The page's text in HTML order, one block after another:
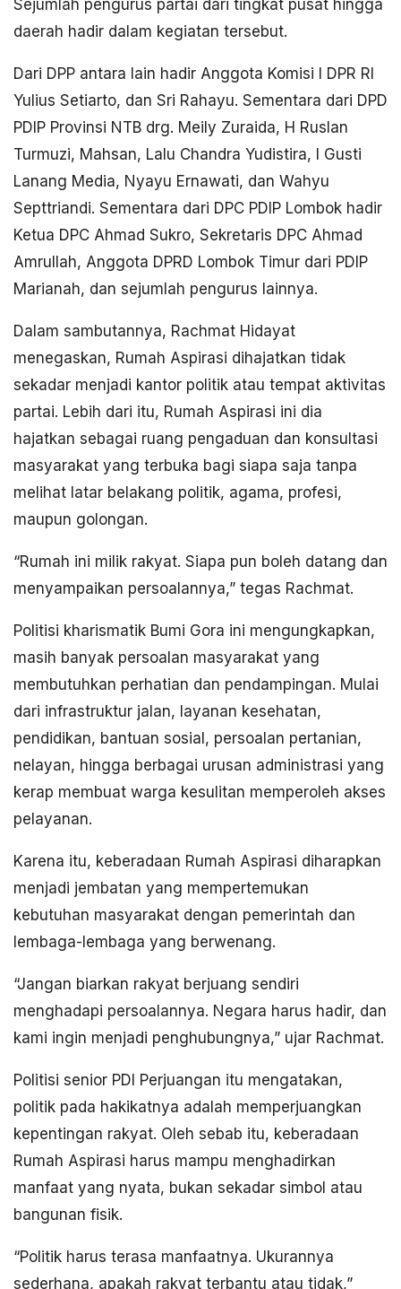
Sejumlah pengurus partai dari tingkat pusat hingga
daerah hadir dalam kegiatan tersebut.
Dari DPP antara lain hadir Anggota Komisi I DPR RI
Yulius Setiarto, dan Sri Rahayu. Sementara dari DPD
PDIP Provinsi NTB drg. Meily Zuraida, H Ruslan
Turmuzi, Mahsan, Lalu Chandra Yudistira, I Gusti
Lanang Media, Nyayu Ernawati, dan Wahyu
Septtriandi. Sementara dari DPC PDIP Lombok hadir
Ketua DPC Ahmad Sukro, Sekretaris DPC Ahmad
Amrullah, Anggota DPRD Lombok Timur dari PDIP
Marianah, dan sejumlah pengurus lainnya.
Dalam sambutannya, Rachmat Hidayat
menegaskan, Rumah Aspirasi dihajatkan tidak
sekadar menjadi kantor politik atau tempat aktivitas
partai. Lebih dari itu, Rumah Aspirasi ini dia
hajatkan sebagai ruang pengaduan dan konsultasi
masyarakat yang terbuka bagi siapa saja tanpa
melihat latar belakang politik, agama, profesi,
maupun golongan.
“Rumah ini milik rakyat. Siapa pun boleh datang dan
menyampaikan persoalannya,” tegas Rachmat.
Politisi kharismatik Bumi Gora ini mengungkapkan,
masih banyak persoalan masyarakat yang
membutuhkan perhatian dan pendampingan. Mulai
dari infrastruktur jalan, layanan kesehatan,
pendidikan, bantuan sosial, persoalan pertanian,
nelayan, hingga berbagai urusan administrasi yang
kerap membuat warga kesulitan memperoleh akses
pelayanan.
Karena itu, keberadaan Rumah Aspirasi diharapkan
menjadi jembatan yang mempertemukan
kebutuhan masyarakat dengan pemerintah dan
lembaga-lembaga yang berwenang.
“Jangan biarkan rakyat berjuang sendiri
menghadapi persoalannya. Negara harus hadir, dan
kami ingin menjadi penghubungnya,” ujar Rachmat.
Politisi senior PDI Perjuangan itu mengatakan,
politik pada hakikatnya adalah memperjuangkan
kepentingan rakyat. Oleh sebab itu, keberadaan
Rumah Aspirasi harus mampu menghadirkan
manfaat yang nyata, bukan sekadar simbol atau
bangunan fisik.
“Politik harus terasa manfaatnya. Ukurannya
sederhana, apakah rakyat terbantu atau tidak,”